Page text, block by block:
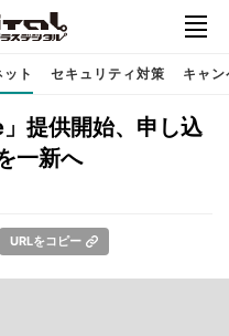
ト セキュリティ対策 キャ
提供開始、申し込
一新へ
URLをコピー